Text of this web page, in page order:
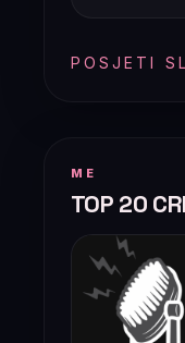
POSJETI
ME
TOP 20